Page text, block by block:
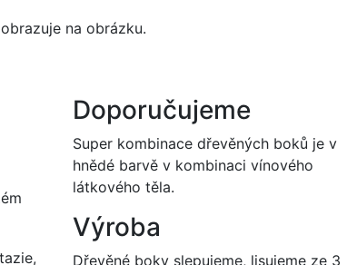
na obrázku.
Doporučujeme
Super kombinace dřevěných boků je v
hnědé barvě v kombinaci vínového
látkového těla.
Výroba
Dřevěné boky slepujeme, lisujeme ze 3